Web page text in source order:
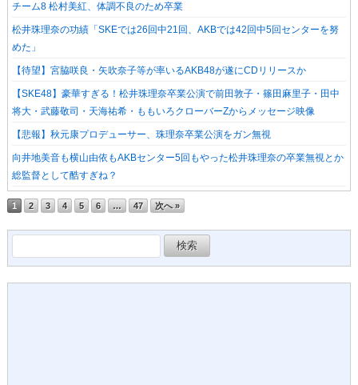
チーム8 松村美紅、体調不良のため卒業
松井珠理奈の功績「SKEでは26回中21回、AKBでは42回中5回センターを努
めた」
【待望】宮脇咲良・矢吹奈子等が率いるAKB48が遂にCDリリースか
【SKE48】豪華すぎる！松井珠理奈卒業公演で前田敦子・篠田麻里子・田中
将大・武藤敬司・天海祐希・ももいろクローバーZからメッセージ映像
【悲報】秋元康プロデューサー、珠理奈卒業公演をガン無視
向井地美音も横山由依もAKBセンター5回もやった松井珠理奈の卒業無視とか
総監督として酷すぎね？
1 2 3 4 5 6 … 47 次へ »
索: